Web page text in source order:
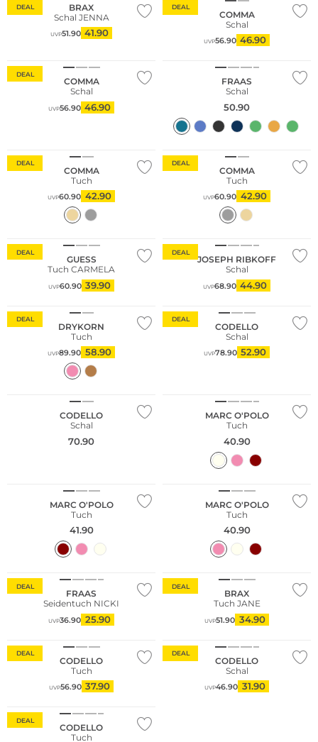
DEAL
BRAX
Schal JENNA
UVP51.90 41.90
DEAL
COMMA
Schal
UVP56.90 46.90
DEAL
COMMA
Schal
UVP56.90 46.90
FRAAS
Schal
50.90
DEAL
COMMA
Tuch
UVP60.90 42.90
DEAL
Nachhaltig
COMMA
Tuch
UVP60.90 42.90
DEAL
GUESS
Tuch CARMELA
UVP60.90 39.90
DEAL
JOSEPH RIBKOFF
Schal
UVP68.90 44.90
DEAL
DRYKORN
Tuch
UVP89.90 58.90
DEAL
CODELLO
Schal
UVP78.90 52.90
CODELLO
Schal
70.90
MARC O'POLO
Tuch
40.90
MARC O'POLO
Tuch
41.90
MARC O'POLO
Tuch
40.90
DEAL
FRAAS
Seidentuch NICKI
UVP36.90 25.90
DEAL
BRAX
Tuch JANE
UVP51.90 34.90
DEAL
CODELLO
Tuch
UVP56.90 37.90
DEAL
CODELLO
Schal
UVP46.90 31.90
DEAL
CODELLO
Tuch